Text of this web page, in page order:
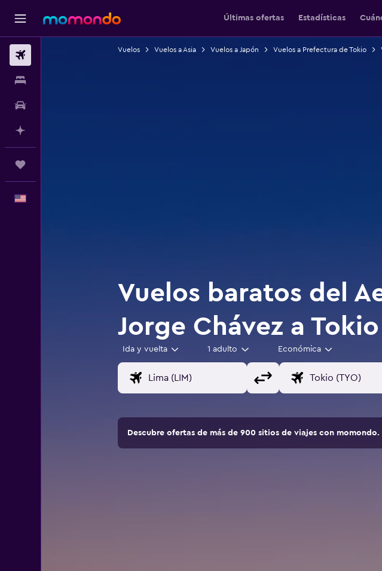
Últimas ofertas Estadísticas
Vuelos Vuelos a Asia Vuelos a Japón Vuelos a Prefectura de Tokio
Vuelos baratos del
Jorge Chávez a
Ida y vuelta 1 adulto Económica
Descubre ofertas de más de 900 sitios de viajes con momondo.